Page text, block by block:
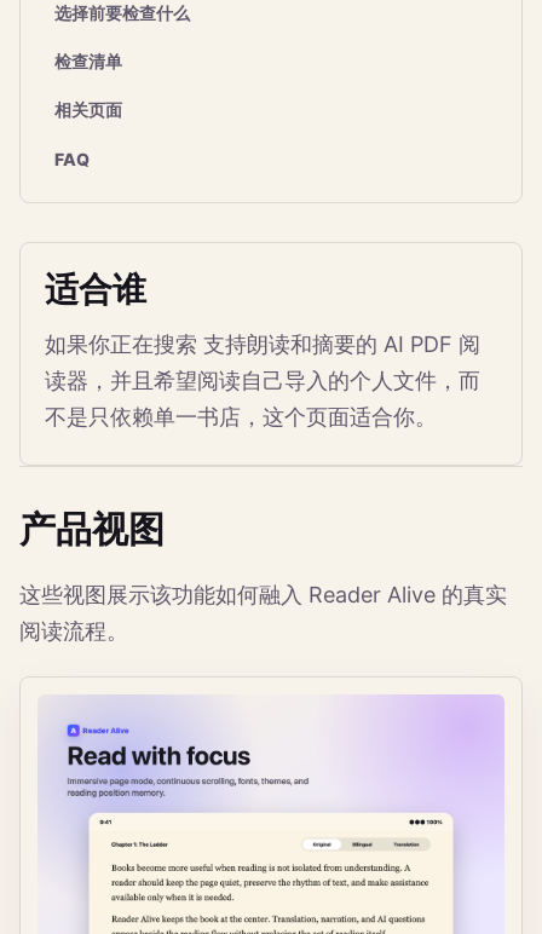
选择前要检查什么
检查清单
相关页面
FAQ
适合谁
如果你正在搜索 支持朗读和摘要的 AI PDF 阅
读器，并且希望阅读自己导入的个人文件，而
不是只依赖单一书店，这个页面适合你。
产品视图
这些视图展示该功能如何融入 Reader Alive 的真实
阅读流程。